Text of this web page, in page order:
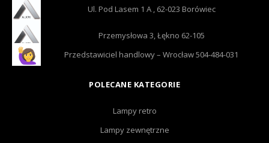
Ul. Pod Lasem 1 A , 62-023 Borówiec
Przemysłowa 3, Łękno 62-105
Przedstawiciel handlowy – Wrocław 504-484-031
POLECANE KATEGORIE
Lampy retro
Lampy zewnętrzne